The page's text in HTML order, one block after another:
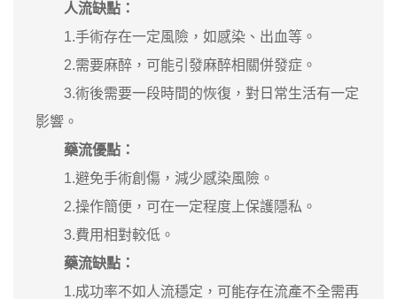
人流缺點‌：
1.手術存在一定風險，如感染、出血等。
2.需要麻醉，可能引發麻醉相關併發症。
3.術後需要一段時間的恢復，對日常生活有一定
影響。
‌藥流優點‌：
1.避免手術創傷，減少感染風險。
2.操作簡便，可在一定程度上保護隱私。
3.費用相對較低。
‌藥流缺點‌：
1.成功率不如人流穩定，可能存在流產不全需再